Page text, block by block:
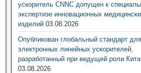
ускоритель CNNC допущен к
экспертизе инновационных
изделий 03.08.2026
Опубликован глобальный стандарт для
электронных линейных ускорителей,
разработанный при ведущей роли
03.08.2026